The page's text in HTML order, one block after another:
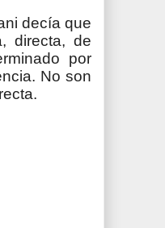
decía que
directa, de
por
No son